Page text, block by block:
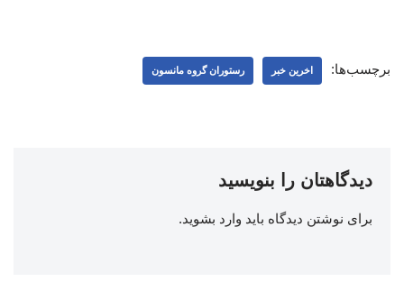
برچسب‌ها: اخرین خبر رستوران گروه مانسون
دیدگاهتان را بنویسید
برای نوشتن دیدگاه باید وارد بشوید.